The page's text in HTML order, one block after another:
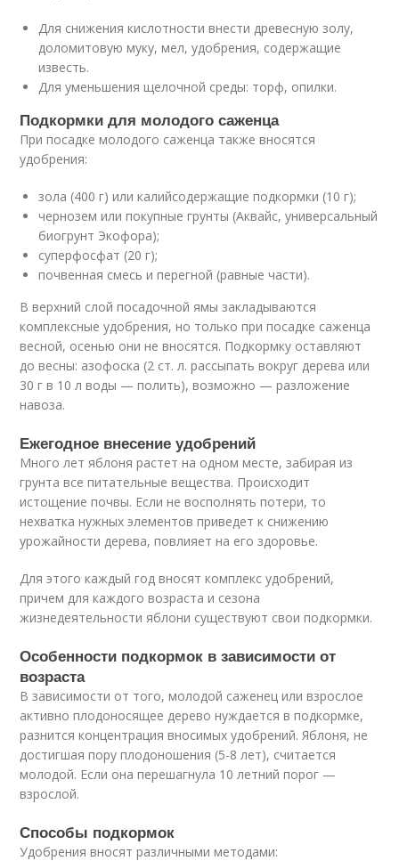
Для снижения кислотности внести древесную золу,
доломитовую муку, мел, удобрения, содержащие
известь.
Для уменьшения щелочной среды: торф, опилки.
Подкормки для молодого саженца
При посадке молодого саженца также вносятся
удобрения:
зола (400 г) или калийсодержащие подкормки (10 г);
чернозем или покупные грунты (Аквайс, универсальный
биогрунт Экофора);
суперфосфат (20 г);
почвенная смесь и перегной (равные части).
В верхний слой посадочной ямы закладываются
комплексные удобрения, но только при посадке саженца
весной, осенью они не вносятся. Подкормку оставляют
до весны: азофоска (2 ст. л. рассыпать вокруг дерева или
30 г в 10 л воды — полить), возможно — разложение
навоза.
Ежегодное внесение удобрений
Много лет яблоня растет на одном месте, забирая из
грунта все питательные вещества. Происходит
истощение почвы. Если не восполнять потери, то
нехватка нужных элементов приведет к снижению
урожайности дерева, повлияет на его здоровье.
Для этого каждый год вносят комплекс удобрений,
причем для каждого возраста и сезона
жизнедеятельности яблони существуют свои подкормки.
Особенности подкормок в зависимости от
возраста
В зависимости от того, молодой саженец или взрослое
активно плодоносящее дерево нуждается в подкормке,
разнится концентрация вносимых удобрений. Яблоня, не
достигшая пору плодоношения (5-8 лет), считается
молодой. Если она перешагнула 10 летний порог —
взрослой.
Способы подкормок
Удобрения вносят различными методами: